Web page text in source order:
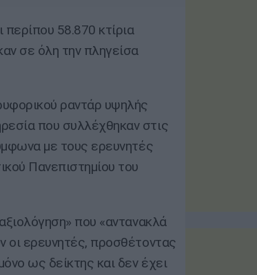
περίπου 58.870 κτίρια
σε όλη την πληγείσα
ραντάρ υψηλής
που συλλέχθηκαν στις
με τους ερευνητές
Πανεπιστημίου του
που «αντανακλά
οι ερευνητές, προσθέτοντας
ως δείκτης και δεν έχει